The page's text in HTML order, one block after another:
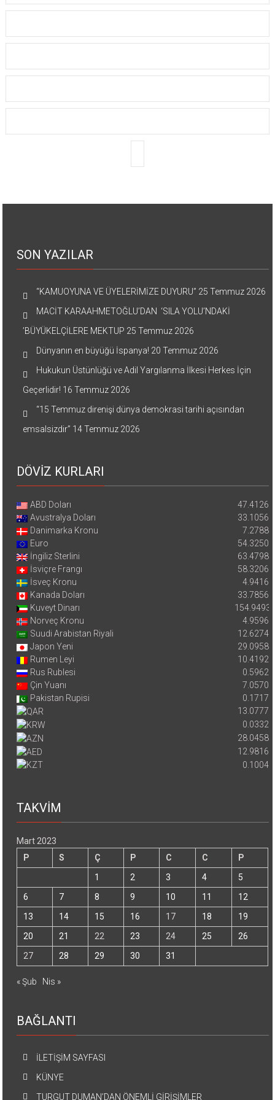
SON YAZILAR
“KAMUOYUNA VE ÜYELERİMİZE DUYURU” 25 Temmuz 2026
MACİT KARAAHMETOĞLU’DAN ‘SILA YOLU’NDAKİ
’BÜYÜKELÇİLERE MEKTUP 25 Temmuz 2026
Dünyanın en büyüğü İspanya! 20 Temmuz 2026
Hukukun Üstünlüğü ve Adil Yargılanma İlkesi Herkes İçin
Geçerlidir! 16 Temmuz 2026
“15 Temmuz direnişi dünya demokrasi tarihi açısından
emsalsizdir” 14 Temmuz 2026
DÖVİZ KURLARI
ABD Doları
47.4126
Avustralya Doları
33.1056
Danimarka Kronu
7.2788
Euro
54.3250
İngiliz Sterlini
63.4798
İsviçre Frangı
58.3206
İsveç Kronu
4.9416
Kanada Doları
33.7856
Kuveyt Dinarı
154.9493
Norveç Kronu
4.9596
Suudi Arabistan Riyali
12.6274
Japon Yeni
29.0958
Rumen Leyi
10.4192
Rus Rublesi
0.5962
Çin Yuanı
7.0570
Pakistan Rupisi
0.1717
13.0777
0.0332
28.0458
12.9816
0.1004
TAKVİM
Mart 2023
P
S Ç P C C
P
1
2 3 4
5
6
7 8 9 10 11
12
13
14 15 16 17 18
19
20
21 22 23 24 25
26
27
28 29 30 31
« Şub Nis »
BAĞLANTI
İLETİŞİM SAYFASI
KÜNYE
TURGUT DUMAN’DAN ÖNEMLİ GİRİŞİMLER